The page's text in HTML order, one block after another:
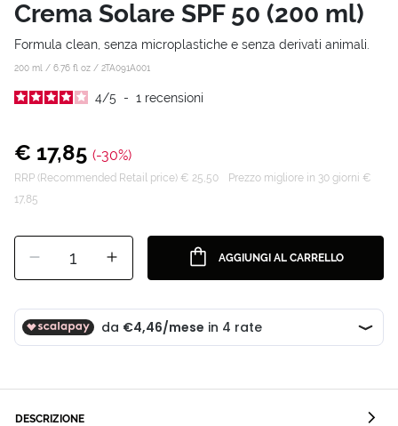
Crema Solare SPF 50 (200 ml)
Formula clean, senza microplastiche e senza derivati animali.
200 ml / 6.76 fl oz / 2TA091A001
4/5 - 1 recensioni
€ 17,85 (-30%)
RRP (Recommended Retail price) € 25,50
Prezzo migliore in 30 giorni €
17,85
1 AGGIUNGI AL CARRELLO
DESCRIZIONE